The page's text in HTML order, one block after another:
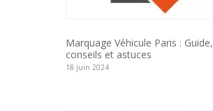
Marquage Véhicule Paris : Guide,
conseils et astuces
18 juin 2024